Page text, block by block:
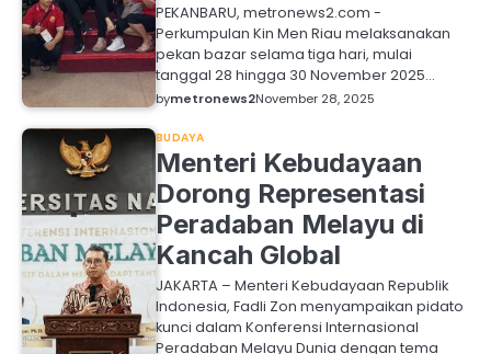
PEKANBARU, metronews2.com -
Perkumpulan Kin Men Riau melaksanakan
pekan bazar selama tiga hari, mulai
tanggal 28 hingga 30 November 2025…
bymetronews2November 28, 2025
BUDAYA
Menteri Kebudayaan
Dorong Representasi
Peradaban Melayu di
Kancah Global
JAKARTA – Menteri Kebudayaan Republik
Indonesia, Fadli Zon menyampaikan pidato
kunci dalam Konferensi Internasional
Peradaban Melayu Dunia dengan tema